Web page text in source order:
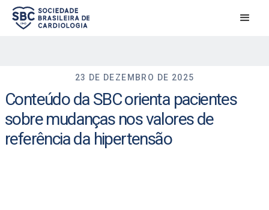
23 DE DEZEMBRO DE 2025
Conteúdo da SBC orienta pacientes
sobre mudanças nos valores de
referência da hipertensão